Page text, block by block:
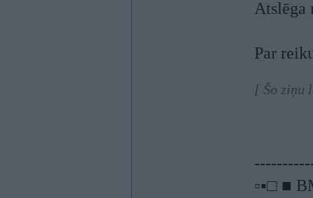
Atslēga
Par
[ Šo ziņu
▫▪□ ■